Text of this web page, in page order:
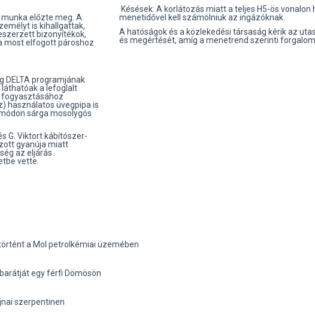
előzte meg. A
is kihallgattak,
bizonyítékok,
most elfogott pároshoz
DELTA programjának
a lefoglalt
fogyasztásához
használatos üvegpipa is
sárga mosolygós
G. Viktort kábítószer-
gyanúja miatt
az eljárás
vette.
Késések: A korlátozás miatt a teljes H5-ös vonalon
menetidővel kell számolniuk az ingázóknak.
A hatóságok és a közlekedési társaság kérik az
és megértését, amíg a menetrend szerinti forgalom
a Mol petrolkémiai üzemében
egy férfi Dömösön
szerpentinen